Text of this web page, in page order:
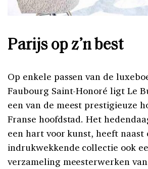
Parijs op z’n best
Op enkele passen van de
Faubourg Saint-Honoré ligt Le
een van de meest prestigieuze
Franse hoofdstad. Het
een hart voor kunst, heeft naast
indrukwekkende collectie ook
verzameling meesterwerken